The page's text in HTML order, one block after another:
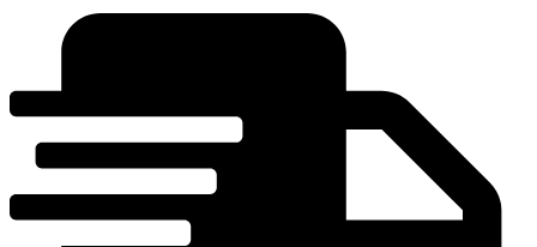
cantidad